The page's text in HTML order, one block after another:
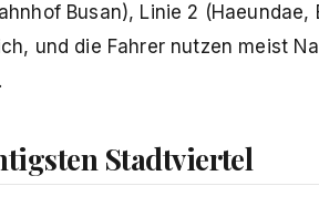
Busan), Linie 2
und die Fahrer nutzen meist
Stadtviertel